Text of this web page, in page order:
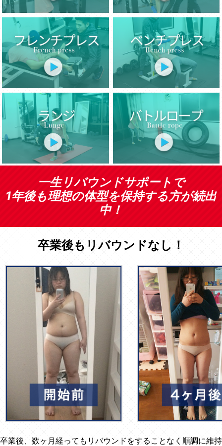
一生リバウンドサポートで
1年後も理想の体型を保持する方が続出
中！
卒業後もリバウンドなし！
卒業後、数ヶ月経ってもリバウンドをすることなく順調に維持